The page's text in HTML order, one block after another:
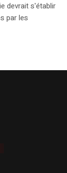
devrait s'établir
par les